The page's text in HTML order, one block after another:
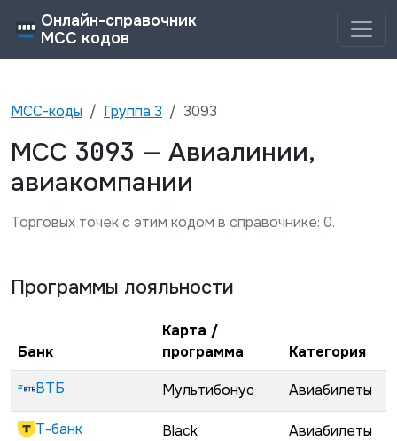
Онлайн-справочник
MCC кодов
MCC-коды Группа 3 3093
MCC 3093 — Авиалинии,
авиакомпании
Торговых точек с этим кодом в справочнике: 0.
Программы лояльности
Банк
Карта /
программа
Категория
ВТБ
Мультибонус Авиабилеты
Т-банк Black Авиабилеты